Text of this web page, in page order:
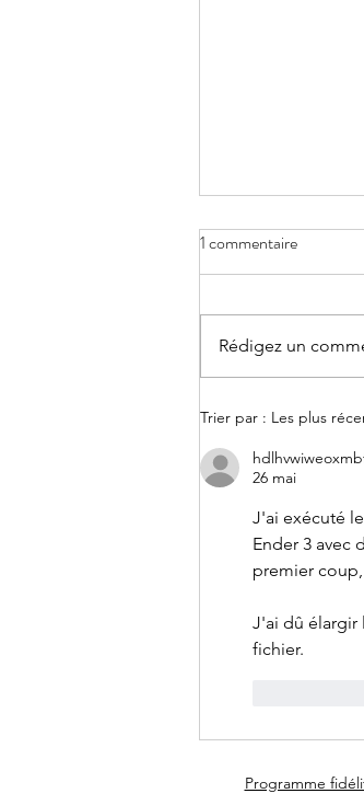
1 commentaire
Rédigez un
Trier par : Les plus
26 mai
J'ai exécuté
Ender 3 avec
premier
J'ai dû élargir
fichier.
Programme